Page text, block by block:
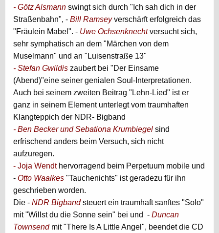
- Götz Alsmann swingt sich durch "Ich sah dich in der
Straßenbahn", - Bill Ramseyverschärft erfolgreich das
"Fräulein Mabel". - Uwe Ochsenknechtversucht sich,
sehr symphatisch an dem "Märchen von dem
Muselmann" und an "Luisenstraße 13"
- Stefan Gwildis zaubert bei "Der Einsame
(Abend)"eine seiner genialen Soul-Interpretationen.
Auch bei seinem zweiten Beitrag "Lehn-Lied" ist er
ganz in seinem Element unterlegt vom traumhaften
Klangteppich der NDR- Bigband
- Ben Becker und Sebationa Krumbiegel sind
erfrischend anders beim Versuch, sich nicht
aufzuregen.
- Joja Wendthervorragend beim Perpetuum mobile und
- Otto Waalkes "Tauchenichts" ist geradezu für ihn
geschrieben worden.
Die - NDR Bigbandsteuert ein traumhaft sanftes "Solo"
mit "Willst du die Sonne sein" bei und - Duncan
Townsendmit "There Is A Little Angel", beendet die CD